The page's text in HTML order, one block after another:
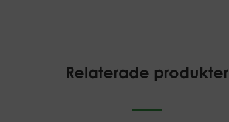
Relaterade produkter